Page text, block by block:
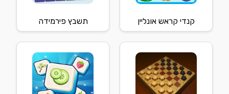
קנדי קראש אונליין תשבץ פירמידה